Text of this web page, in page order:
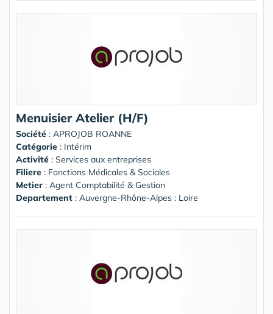
Menuisier Atelier (H/F)
Société : APROJOB ROANNE
Catégorie : Intérim
Activité : Services aux entreprises
Filiere : Fonctions Médicales & Sociales
Metier : Agent Comptabilité & Gestion
Departement : Auvergne-Rhône-Alpes : Loire